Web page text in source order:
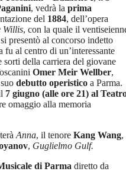
, vedrà la prima
del 1884, dell’opera
Willis, con la quale il
presentò al concorso indetto
al centro di un’interessante
della carriera del giovane
Omer Meir Wellber,
debutto operistico a Parma.
7 giugno (alle ore 21) al
omaggio alla memoria
Anna, il tenore Kang Wang,
, Guglielmo Gulf.
di Parma diretto da